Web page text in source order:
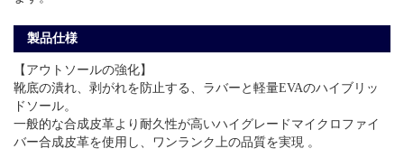
製品仕様
【アウトソールの強化】
靴底の潰れ、剥がれを防止する、ラバーと軽量EVAのハイブリッ
ドソール。
一般的な合成皮革より耐久性が高いハイグレードマイクロファイ
バー合成皮革を使用し、ワンランク上の品質を実現 。